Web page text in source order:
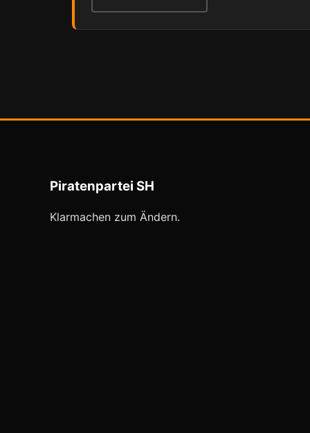
Piratenpartei SH
Klarmachen zum Ändern.